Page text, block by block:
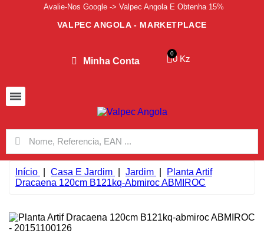
Avalie-Nos Google -> Valpec Angola E Obtenha 15%
VALPEC ANGOLA - MARKETPLACE
Minha Conta 0 Kz
Início Casa E Jardim Jardim
Planta Artif
Dracaena 120cm B121kq-Abmiroc ABMIROC